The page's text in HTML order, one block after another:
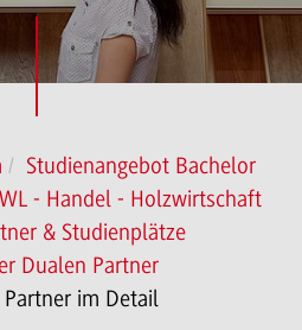
Studienangebot Bachelor
- Handel - Holzwirtschaft
& Studienplätze
Dualen Partner
Partner im Detail